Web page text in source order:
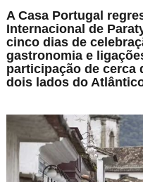
A Casa Portugal
Internacional de
cinco dias de
gastronomia e
participação de cerca
dois lados do